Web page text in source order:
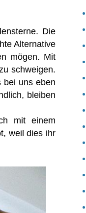
Die
Alternative
mögen. Mit
schweigen.
bei uns eben
bleiben
mit einem
weil dies ihr